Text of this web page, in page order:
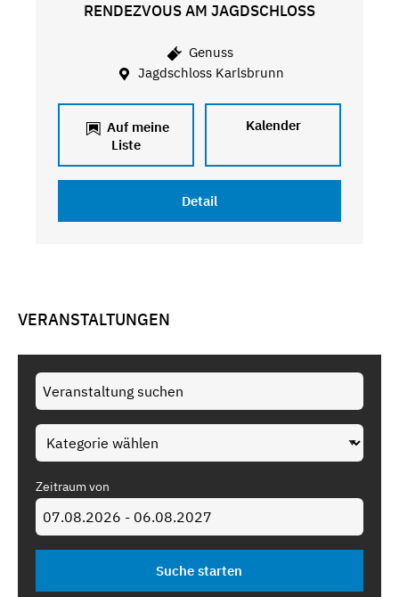
RENDEZVOUS AM JAGDSCHLOSS
Genuss
Jagdschloss Karlsbrunn
Auf meine
Liste
Kalender
Detail
VERANSTALTUNGEN
Zeitraum von